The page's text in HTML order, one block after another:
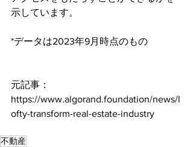
示しています。
*データは2023年9月時点のもの
元記事：
https://www.algorand.foundation/news/l
ofty-transform-real-estate-industry
不動産